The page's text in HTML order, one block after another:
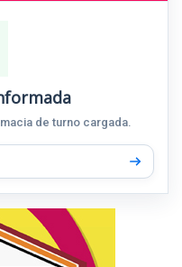
de turno cargada.